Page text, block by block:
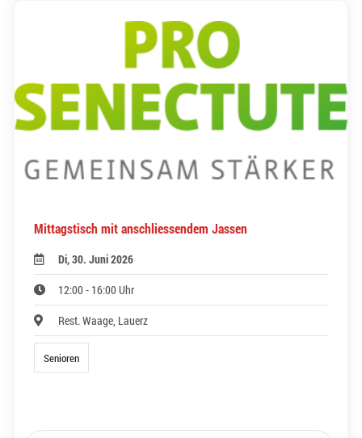
Mittagstisch mit anschliessendem Jassen
Di, 30. Juni 2026
12:00 - 16:00 Uhr
Rest. Waage, Lauerz
Senioren